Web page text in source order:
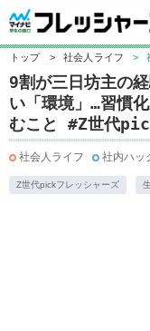
トップ > 社会人ライフ >
9割が三日坊主の
い「環境」…習慣
むこと #Z世代
社会人ライフ 社内ハッ
Z世代pickフレッシャーズ